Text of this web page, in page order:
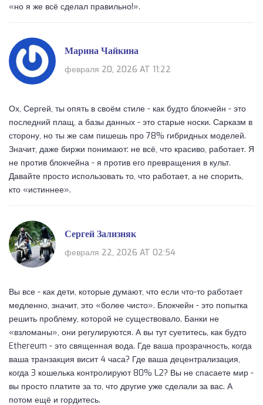
«но я же всё сделал правильно!».
Марина Чайкина
февраля 20, 2026 AT 11:22
Ох, Сергей, ты опять в своём стиле - как будто блокчейн - это
последний плащ, а базы данных - это старые носки. Сарказм в
сторону, но ты же сам пишешь про 78% гибридных моделей.
Значит, даже биржи понимают: не всё, что красиво, работает. Я
не против блокчейна - я против его превращения в культ.
Давайте просто использовать то, что работает, а не спорить,
кто «истиннее».
Сергей Зализняк
февраля 22, 2026 AT 02:54
Вы все - как дети, которые думают, что если что-то работает
медленно, значит, это «более чисто». Блокчейн - это попытка
решить проблему, которой не существовало. Банки не
«взломаны», они регулируются. А вы тут суетитесь, как будто
Ethereum - это священная вода. Где ваша прозрачность, когда
ваша транзакция висит 4 часа? Где ваша децентрализация,
когда 3 кошелька контролируют 80% L2? Вы не спасаете мир -
вы просто платите за то, что другие уже сделали за вас. А
потом ещё и гордитесь.